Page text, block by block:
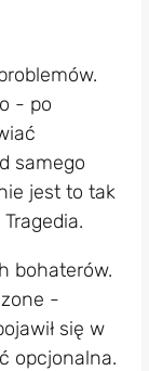
- po
samego
jest to tak
bohaterów.
-
się w
opcjonalna.